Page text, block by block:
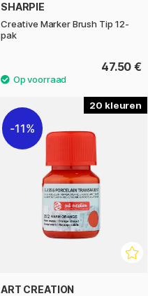
SHARPIE
Creative Marker Brush Tip 12-
pak
47.50 €
20
11%
ART CREATION